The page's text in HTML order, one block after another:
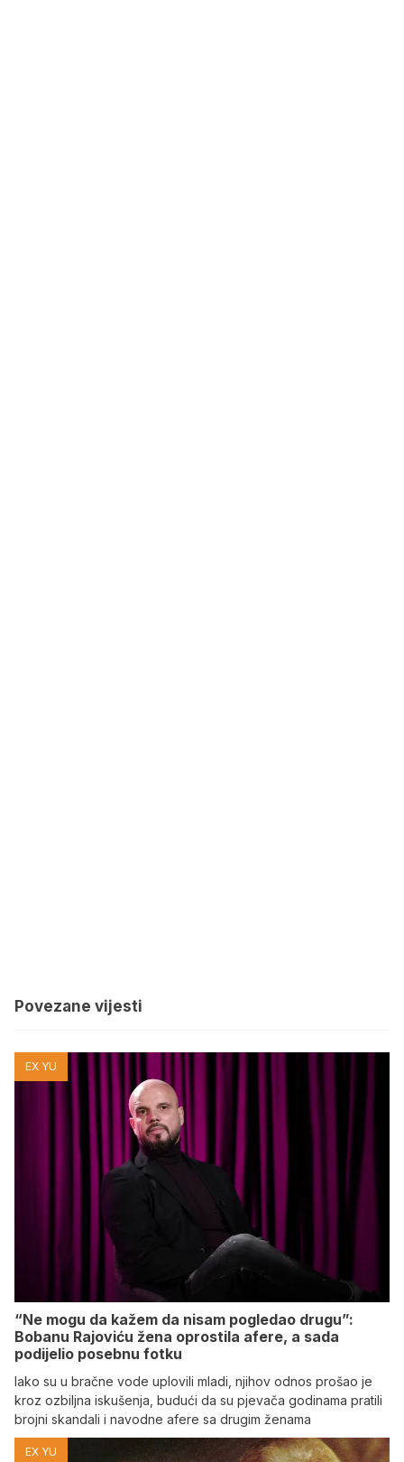
Povezane vijesti
EX YU
“Ne mogu da kažem da nisam pogledao drugu”:
Bobanu Rajoviću žena oprostila afere, a sada
podijelio posebnu fotku
Iako su u bračne vode uplovili mladi, njihov odnos prošao je
kroz ozbiljna iskušenja, budući da su pjevača godinama pratili
brojni skandali i navodne afere sa drugim ženama
EX YU